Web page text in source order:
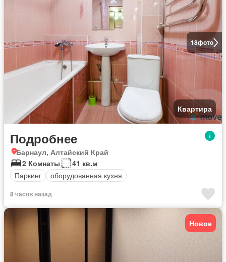
18фото
Квартира
Подробнее
Барнаул, Алтайский Край
2 Комнаты
41 кв.м
Паркинг
оборудованная кухня
8 часов назад
Новое